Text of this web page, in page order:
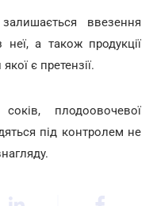
ввезення
а також продукції
є претензії.
плодоовочевої
під контролем не